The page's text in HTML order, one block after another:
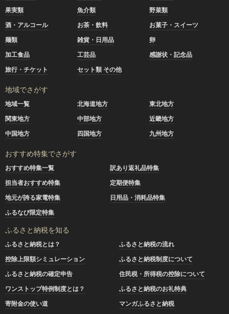
果実類
魚介類
野菜類
酒・アルコール
お茶・飲料
お菓子・スイーツ
麺類
雑貨・日用品
卵
加工食品
工芸品
感謝状・記念品
旅行・チケット
セット類 その他
地域でさがす
地域一覧 北海道地方
東北地方
関東地方
中部地方
近畿地方
中国地方
四国地方 九州地方
おすすめ特集でさがす
おすすめ特集一覧
訳あり返礼品特集
担当者おすすめ特集
定期便特集
地元が誇る家電特集
日用品・消耗品特集
ふるなび限定特集
ふるさと納税を知る
ふるさと納税とは？
ふるさと納税の流れ
控除上限額シミュレーション
ふるさと納税制度について
ふるさと納税の確定申告
住民税・所得税の控除について
ワンストップ特例制度とは？
ふるさと納税のお礼特典
寄附金の使い道
マンガふるさと納税